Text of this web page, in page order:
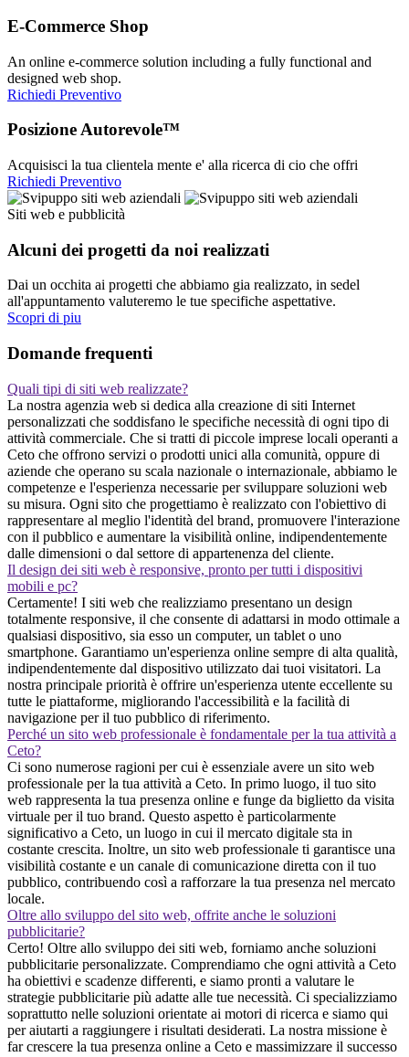
E-Commerce Shop
An online e-commerce solution including a fully functional and
designed web shop.
Richiedi Preventivo
Posizione Autorevole™
Acquisisci la tua clientela mente e' alla ricerca di cio che offri
Richiedi Preventivo
Siti web e pubblicità
Alcuni dei progetti da noi realizzati
Dai un occhita ai progetti che abbiamo gia realizzato, in sedel
all'appuntamento valuteremo le tue specifiche aspettative.
Scopri di piu
Domande frequenti
Quali tipi di siti web realizzate?
La nostra agenzia web si dedica alla creazione di siti Internet
personalizzati che soddisfano le specifiche necessità di ogni tipo di
attività commerciale. Che si tratti di piccole imprese locali operanti a
Ceto che offrono servizi o prodotti unici alla comunità, oppure di
aziende che operano su scala nazionale o internazionale, abbiamo le
competenze e l'esperienza necessarie per sviluppare soluzioni web
su misura. Ogni sito che progettiamo è realizzato con l'obiettivo di
rappresentare al meglio l'identità del brand, promuovere l'interazione
con il pubblico e aumentare la visibilità online, indipendentemente
dalle dimensioni o dal settore di appartenenza del cliente.
Il design dei siti web è responsive, pronto per tutti i dispositivi
mobili e pc?
Certamente! I siti web che realizziamo presentano un design
totalmente responsive, il che consente di adattarsi in modo ottimale a
qualsiasi dispositivo, sia esso un computer, un tablet o uno
smartphone. Garantiamo un'esperienza online sempre di alta qualità,
indipendentemente dal dispositivo utilizzato dai tuoi visitatori. La
nostra principale priorità è offrire un'esperienza utente eccellente su
tutte le piattaforme, migliorando l'accessibilità e la facilità di
navigazione per il tuo pubblico di riferimento.
Perché un sito web professionale è fondamentale per la tua attività a
Ceto?
Ci sono numerose ragioni per cui è essenziale avere un sito web
professionale per la tua attività a Ceto. In primo luogo, il tuo sito
web rappresenta la tua presenza online e funge da biglietto da visita
virtuale per il tuo brand. Questo aspetto è particolarmente
significativo a Ceto, un luogo in cui il mercato digitale sta in
costante crescita. Inoltre, un sito web professionale ti garantisce una
visibilità costante e un canale di comunicazione diretta con il tuo
pubblico, contribuendo così a rafforzare la tua presenza nel mercato
locale.
Oltre allo sviluppo del sito web, offrite anche le soluzioni
pubblicitarie?
Certo! Oltre allo sviluppo dei siti web, forniamo anche soluzioni
pubblicitarie personalizzate. Comprendiamo che ogni attività a Ceto
ha obiettivi e scadenze differenti, e siamo pronti a valutare le
strategie pubblicitarie più adatte alle tue necessità. Ci specializziamo
soprattutto nelle soluzioni orientate ai motori di ricerca e siamo qui
per aiutarti a raggiungere i risultati desiderati. La nostra missione è
far crescere la tua presenza online a Ceto e massimizzare il successo